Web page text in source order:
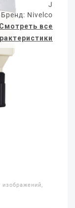
J
Бренд: Nivelco
Смотреть все
изображений,